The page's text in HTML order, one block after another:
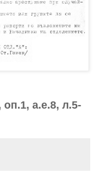
а.е.8, л.5-